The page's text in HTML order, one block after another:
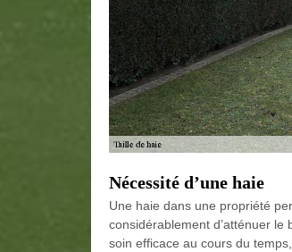
Nécessité d’une haie
Une haie dans une propriété
considérablement d’atténuer
soin efficace au cours du